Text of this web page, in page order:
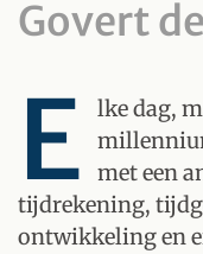
Govert
E
lke dag,
met een
tijdrekening,
ontwikkeling en